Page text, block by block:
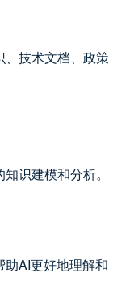
、技术文档、政策
识建模和分析。
AI更好地理解和